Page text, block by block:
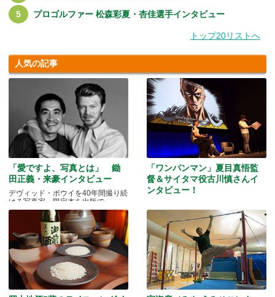
プロゴルファー 松森彩夏・杏佳選手インタビュー
トップ20リストへ
人気の記事
「愛ですよ、写真とは」 鋤
田正義・来豪インタビュー
デヴィッド・ボウイを40年間撮り続
ける写真家、限定本を出版で
「ワンパンマン」夏目真悟監
督＆サイタマ役古川慎さんイ
ンタビュー！
2016